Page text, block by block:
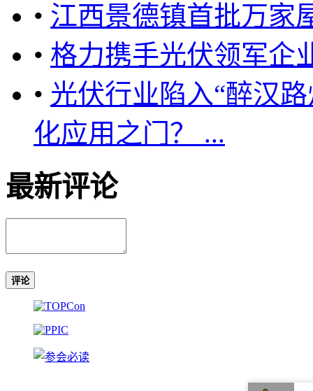
• 江西景德镇首批万家
• 格力携手光伏领军企
• 光伏行业陷入“醉汉
化应用之门？ ...
最新评论
评论